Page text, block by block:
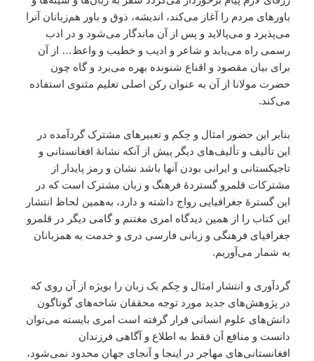
باورهای مردم را آغاز می‌کند، اندیشه، ذوق و باور هم‌زبانان آنرا
می‌پذیرد و می‌پالاید و پس از آن ماندگار می‌شود و در ادب
رسمی راه می‌یابد و شاعر و ادیب و خطیب و واعظ… از آن
برای بیان مقصود و اقناع شنونده بهره می‌برد و گاه چون
حضرت مولانا از آن به عنوان رکن اصلی تعلیم مثنوی استفاده
می‌کند.
بنابر این حضور امثال و حِکم و تعبیرهای مشترک گردآمده در
این تألیف و تألیف‌های دیگر پیش از آنکه نشانۀ افغانستانی و
تاجیکستانی و ایرانی بودن آنها باشد نشان و رمز پایدار از
مشترکات قلمرو گستردۀ فرهنگ و زبان مشترک است که در
این گسترۀ جغرافیایی رواج داشته و دارد، به‌همین لحاظ انتشار
این کتاب را از همین دیدگاه امری مغتنم و گامی دیگر در قلمرو
جغرافیای فرهنگی و زبانی فارسی دری و خدمت به همزبانان
به شمار می‌آوریم.
گردآوری و انتشار امثال و حِکم یک زبان را بویژه از آن روی که
در پژوهش‌های جدید مورد توجه محققان شاخه‌های گوناگون
دانش‌های علوم انسانی قرار گرفته است امری بایسته می‌توان
دانست و منافع آن فقط به اطلاع و آگاهی فرزندان
افغانستانی‌های مهاجر در اینجا و آنجای جهان محدود نمی‌شود،